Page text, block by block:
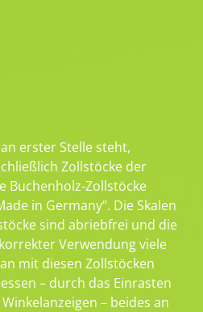
erster Stelle steht,
Zollstöcke der
Buchenholz-Zollstöcke
in Germany“. Die Skalen
sind abriebfrei und die
Verwendung viele
mit diesen Zollstöcken
– durch das Einrasten
– beides an